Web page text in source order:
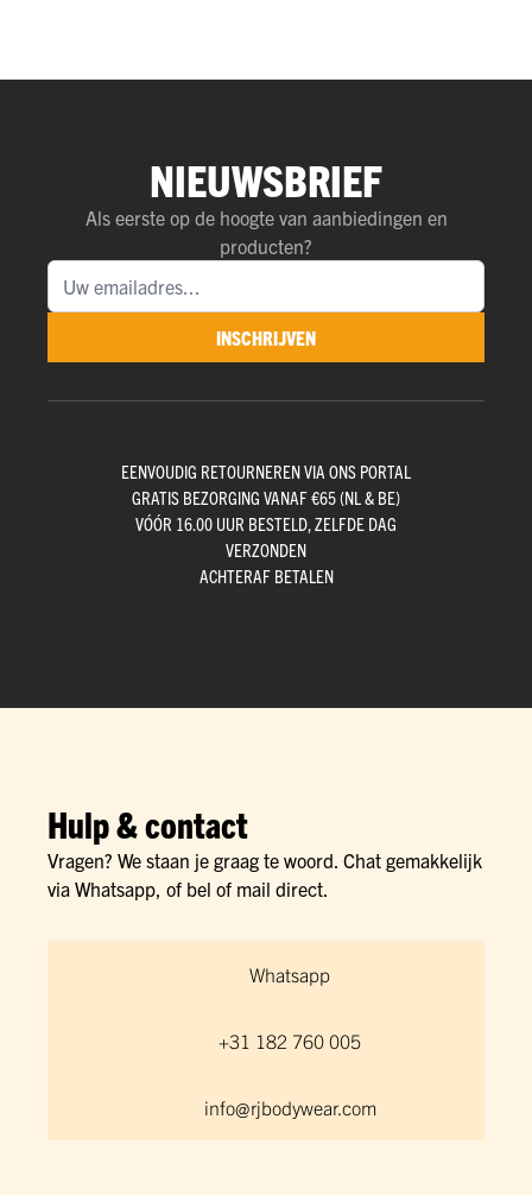
NIEUWSBRIEF
Als eerste op de hoogte van aanbiedingen en
producten?
INSCHRIJVEN
EENVOUDIG RETOURNEREN VIA ONS PORTAL
GRATIS BEZORGING VANAF €65 (NL & BE)
VÓÓR 16.00 UUR BESTELD, ZELFDE DAG
VERZONDEN
ACHTERAF BETALEN
Hulp & contact
Vragen? We staan je graag te woord. Chat gemakkelijk
via Whatsapp, of bel of mail direct.
Whatsapp
+31 182 760 005
info@rjbodywear.com